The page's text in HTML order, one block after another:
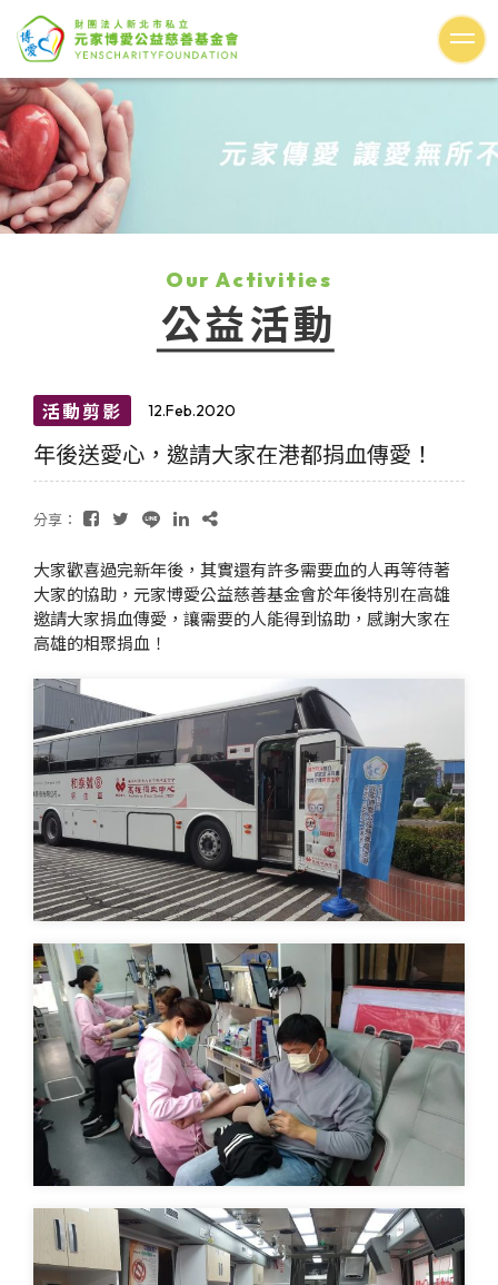
Our Activities
公益活動
活動剪影 12.Feb.2020
年後送愛心，邀請大家在港都捐血傳愛！
分享：
大家歡喜過完新年後，其實還有許多需要血的人再等待著
大家的協助，元家博愛公益慈善基金會於年後特別在高雄
邀請大家捐血傳愛，讓需要的人能得到協助，感謝大家在
高雄的相聚捐血！